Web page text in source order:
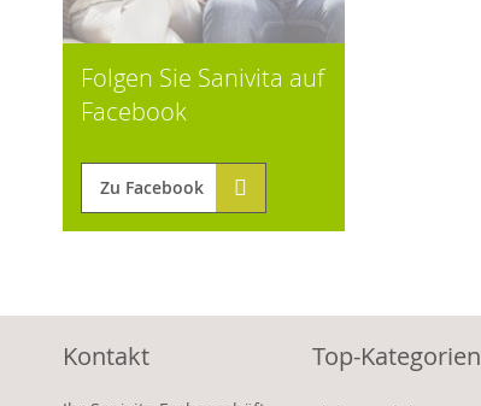
Folgen Sie Sanivita auf
Facebook
Zu Facebook
Kontakt Top-Kategorien